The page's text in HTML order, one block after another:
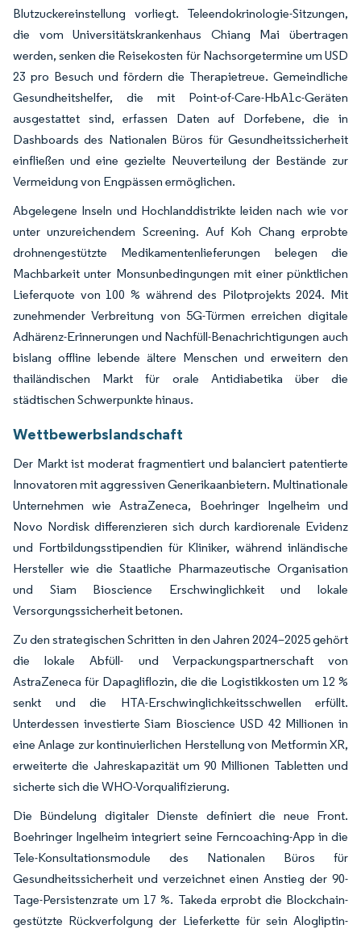
Blutzuckereinstellung vorliegt. Teleendokrinologie-Sitzungen,
die vom Universitätskrankenhaus Chiang Mai übertragen
werden, senken die Reisekosten für Nachsorgetermine um USD
23 pro Besuch und fördern die Therapietreue. Gemeindliche
Gesundheitshelfer, die mit Point-of-Care-HbA1c-Geräten
ausgestattet sind, erfassen Daten auf Dorfebene, die in
Dashboards des Nationalen Büros für Gesundheitssicherheit
einfließen und eine gezielte Neuverteilung der Bestände zur
Vermeidung von Engpässen ermöglichen.
Abgelegene Inseln und Hochlanddistrikte leiden nach wie vor
unter unzureichendem Screening. Auf Koh Chang erprobte
drohnengestützte Medikamentenlieferungen belegen die
Machbarkeit unter Monsunbedingungen mit einer pünktlichen
Lieferquote von 100 % während des Pilotprojekts 2024. Mit
zunehmender Verbreitung von 5G-Türmen erreichen digitale
Adhärenz-Erinnerungen und Nachfüll-Benachrichtigungen auch
bislang offline lebende ältere Menschen und erweitern den
thailändischen Markt für orale Antidiabetika über die
städtischen Schwerpunkte hinaus.
Wettbewerbslandschaft
Der Markt ist moderat fragmentiert und balanciert patentierte
Innovatoren mit aggressiven Generikaanbietern. Multinationale
Unternehmen wie AstraZeneca, Boehringer Ingelheim und
Novo Nordisk differenzieren sich durch kardiorenale Evidenz
und Fortbildungsstipendien für Kliniker, während inländische
Hersteller wie die Staatliche Pharmazeutische Organisation
und Siam Bioscience Erschwinglichkeit und lokale
Versorgungssicherheit betonen.
Zu den strategischen Schritten in den Jahren 2024–2025 gehört
die lokale Abfüll- und Verpackungspartnerschaft von
AstraZeneca für Dapagliflozin, die die Logistikkosten um 12 %
senkt und die HTA-Erschwinglichkeitsschwellen erfüllt.
Unterdessen investierte Siam Bioscience USD 42 Millionen in
eine Anlage zur kontinuierlichen Herstellung von Metformin XR,
erweiterte die Jahreskapazität um 90 Millionen Tabletten und
sicherte sich die WHO-Vorqualifizierung.
Die Bündelung digitaler Dienste definiert die neue Front.
Boehringer Ingelheim integriert seine Ferncoaching-App in die
Tele-Konsultationsmodule des Nationalen Büros für
Gesundheitssicherheit und verzeichnet einen Anstieg der 90-
Tage-Persistenzrate um 17 %. Takeda erprobt die Blockchain-
gestützte Rückverfolgung der Lieferkette für sein Alogliptin-